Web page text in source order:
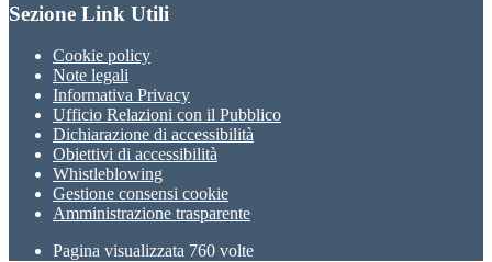
Sezione Link Utili
Cookie policy
Note legali
Informativa Privacy
Ufficio Relazioni con il Pubblico
Dichiarazione di accessibilità
Obiettivi di accessibilità
Whistleblowing
Gestione consensi cookie
Amministrazione trasparente
Pagina visualizzata 760 volte